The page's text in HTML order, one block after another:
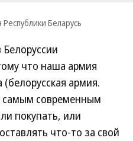
Беларусь
что наша армия
армия.
современным
покупать, или
что-то за свой